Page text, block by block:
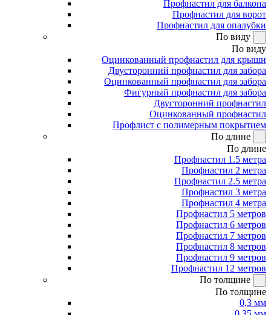
Профнастил для балкона
Профнастил для ворот
Профнастил для опалубки
По виду
По виду
Оцинкованный профнастил для крыши
Двусторонний профнастил для забора
Оцинкованный профнастил для забора
Фигурный профнастил для забора
Двусторонний профнастил
Оцинкованный профнастил
Профлист с полимерным покрытием
По длине
По длине
Профнастил 1.5 метра
Профнастил 2 метра
Профнастил 2.5 метра
Профнастил 3 метра
Профнастил 4 метра
Профнастил 5 метров
Профнастил 6 метров
Профнастил 7 метров
Профнастил 8 метров
Профнастил 9 метров
Профнастил 12 метров
По толщине
По толщине
0,3 мм